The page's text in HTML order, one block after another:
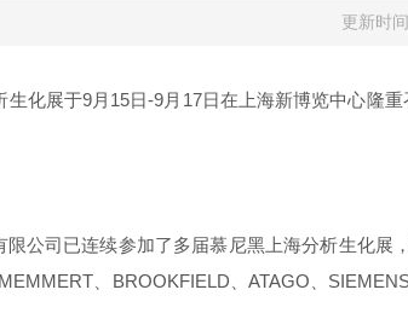
更新时
化展于9月15日-9月 17日在上海新博览中心隆重
司已连续参加了多届慕尼黑上海分析生化展
、BROOKFIELD、ATAGO、